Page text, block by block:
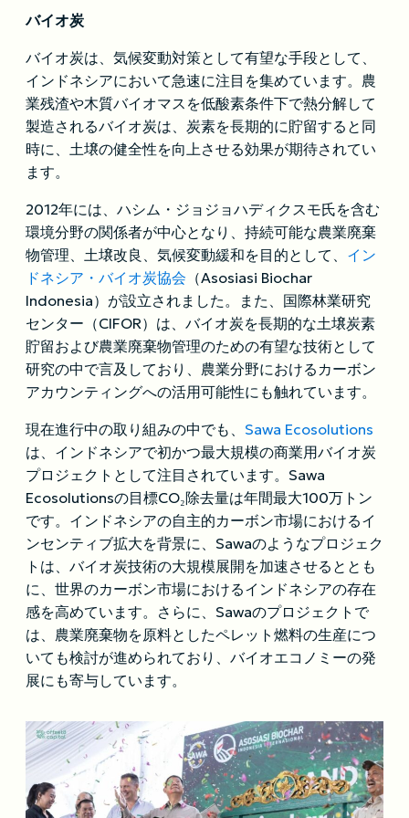
バイオ炭
バイオ炭は、気候変動対策として有望な手段として、
インドネシアにおいて急速に注目を集めています。農
業残渣や木質バイオマスを低酸素条件下で熱分解して
製造されるバイオ炭は、炭素を長期的に貯留すると同
時に、土壌の健全性を向上させる効果が期待されてい
ます。
2012年には、ハシム・ジョジョハディクスモ氏を含む
環境分野の関係者が中心となり、持続可能な農業廃棄
物管理、土壌改良、気候変動緩和を目的として、 イン
ドネシア・バイオ炭協会 （Asosiasi Biochar
Indonesia）が設立されました。また、国際林業研究
センター（CIFOR）は、バイオ炭を長期的な土壌炭素
貯留および農業廃棄物管理のための有望な技術として
研究の中で言及しており、農業分野におけるカーボン
アカウンティングへの活用可能性にも触れています。
現在進行中の取り組みの中でも、 Sawa Ecosolutions
は、インドネシアで初かつ最大規模の商業用バイオ炭
プロジェクトとして注目されています。Sawa
Ecosolutionsの目標CO₂除去量は年間最大100万トン
です。インドネシアの自主的カーボン市場におけるイ
ンセンティブ拡大を背景に、Sawaのようなプロジェク
トは、バイオ炭技術の大規模展開を加速させるととも
に、世界のカーボン市場におけるインドネシアの存在
感を高めています。さらに、Sawaのプロジェクトで
は、農業廃棄物を原料としたペレット燃料の生産につ
いても検討が進められており、バイオエコノミーの発
展にも寄与しています。